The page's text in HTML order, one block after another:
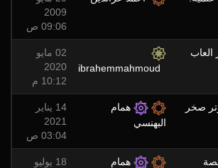
2009
09:06 ص
02 مايو
2020
10:12 م
صخر
همام
البهنسي
14 يناير
2021
03:04 ص
همام
18 يوليو